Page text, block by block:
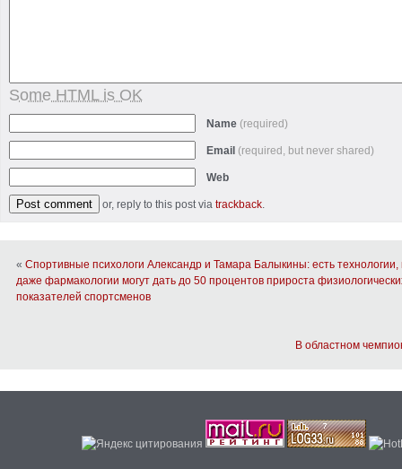
Some HTML is OK
Name (required)
Email (required, but never shared)
Web
or, reply to this post via trackback.
« Спортивные психологи Александр и Тамара Балыкины: есть технологии,
даже фармакологии могут дать до 50 процентов прироста
показателей спортсменов
В областном